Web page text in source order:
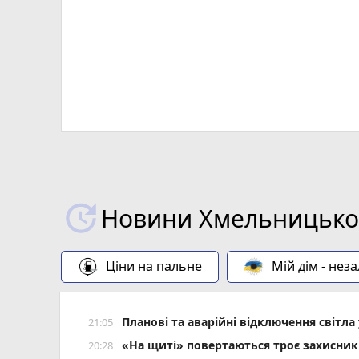
Новини
Ціни на пальне Мій дім -
21:05 Планові та аварійні відключення
20:28 «На щиті» повертаються троє